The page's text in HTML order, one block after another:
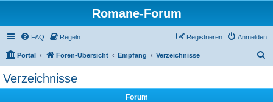
Romane-Forum
FAQ Regeln Anmelden
Registrieren
Portal Foren-Übersicht Empfang Verzeichnisse
Verzeichnisse
Forum